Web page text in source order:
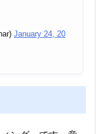
January 24, 20